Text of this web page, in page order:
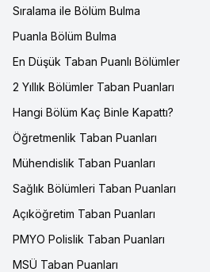
Sıralama ile Bölüm Bulma
Puanla Bölüm Bulma
En Düşük Taban Puanlı Bölümler
2 Yıllık Bölümler Taban Puanları
Hangi Bölüm Kaç Binle Kapattı?
Öğretmenlik Taban Puanları
Mühendislik Taban Puanları
Sağlık Bölümleri Taban Puanları
Açıköğretim Taban Puanları
PMYO Polislik Taban Puanları
MSÜ Taban Puanları